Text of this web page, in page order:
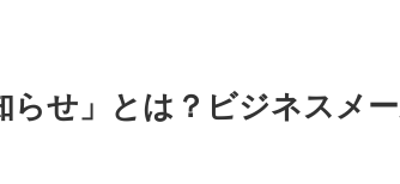
らせ」とは？ビジネスメ